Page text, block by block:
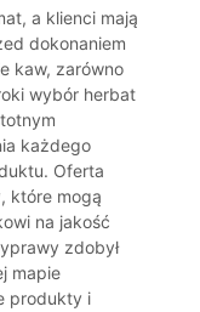
a klienci mają
dokonaniem
kaw, zarówno
wybór herbat
każdego
Oferta
które mogą
na jakość
zdobył
mapie
produkty i